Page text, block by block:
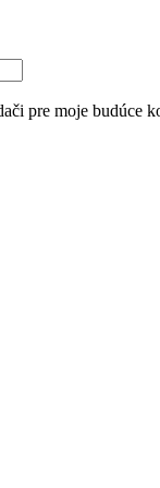
pre moje budúce